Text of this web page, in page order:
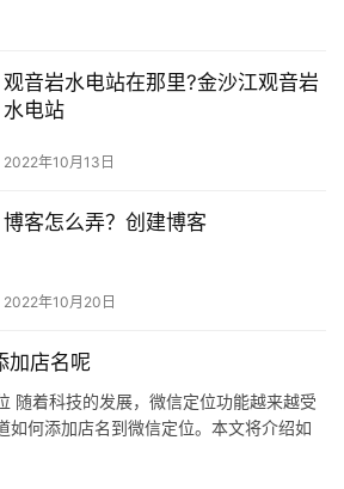
观音岩水电站在那里?金沙江观音岩
水电站
2022年10月13日
博客怎么弄？创建博客
2022年10月20日
加店名呢
随着科技的发展，微信定位功能越来越受
如何添加店名到微信定位。本文将介绍如